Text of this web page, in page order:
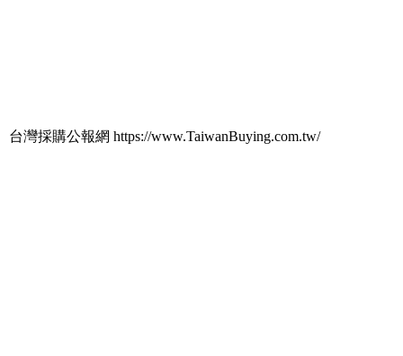
台灣採購公報網 https://www.TaiwanBuying.com.tw/